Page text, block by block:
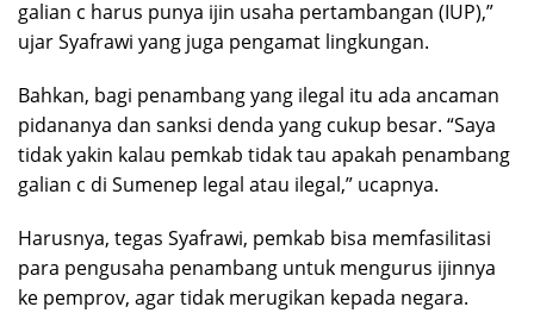
galian c harus punya ijin usaha pertambangan (IUP),”
ujar Syafrawi yang juga pengamat lingkungan.
Bahkan, bagi penambang yang ilegal itu ada ancaman
pidananya dan sanksi denda yang cukup besar. “Saya
tidak yakin kalau pemkab tidak tau apakah penambang
galian c di Sumenep legal atau ilegal,” ucapnya.
Harusnya, tegas Syafrawi, pemkab bisa memfasilitasi
para pengusaha penambang untuk mengurus ijinnya
ke pemprov, agar tidak merugikan kepada negara.